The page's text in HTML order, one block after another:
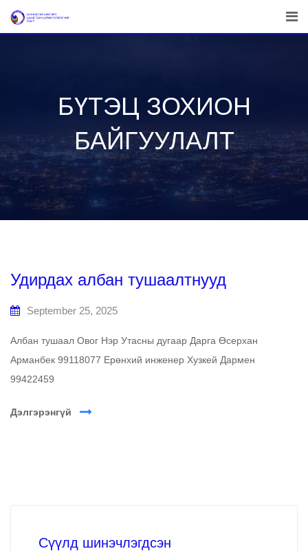
Skip
БҮТЭЦ ЗОХИОН
БАЙГУУЛАЛТ
Удирдах албан тушаалтнууд
September 25, 2025
Албан тушаал Овог Нэр Утасны дугаар Дарга Өсерхан
Арманбек 99118077 Ерөнхий инженер Хузкей Дармен
99422459
Дэлгэрэнгүй
Сүүлд шинэчлэгдсэн